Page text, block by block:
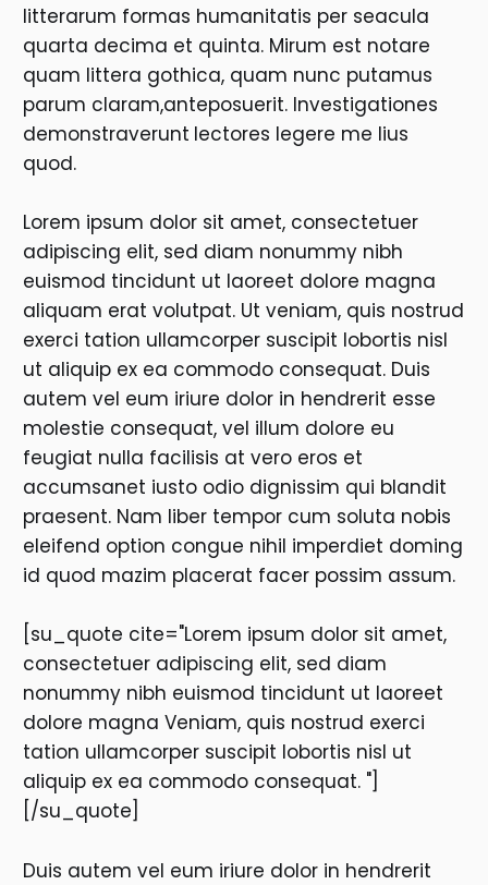
litterarum formas humanitatis per seacula
quarta decima et quinta. Mirum est notare
quam littera gothica, quam nunc putamus
parum claram,anteposuerit. Investigationes
demonstraverunt lectores legere me lius
quod.
Lorem ipsum dolor sit amet, consectetuer
adipiscing elit, sed diam nonummy nibh
euismod tincidunt ut laoreet dolore magna
aliquam erat volutpat. Ut veniam, quis nostrud
exerci tation ullamcorper suscipit lobortis nisl
ut aliquip ex ea commodo consequat. Duis
autem vel eum iriure dolor in hendrerit esse
molestie consequat, vel illum dolore eu
feugiat nulla facilisis at vero eros et
accumsanet iusto odio dignissim qui blandit
praesent. Nam liber tempor cum soluta nobis
eleifend option congue nihil imperdiet doming
id quod mazim placerat facer possim assum.
[su_quote cite="Lorem ipsum dolor sit amet,
consectetuer adipiscing elit, sed diam
nonummy nibh euismod tincidunt ut laoreet
dolore magna Veniam, quis nostrud exerci
tation ullamcorper suscipit lobortis nisl ut
aliquip ex ea commodo consequat. "]
[/su_quote]
Duis autem vel eum iriure dolor in hendrerit